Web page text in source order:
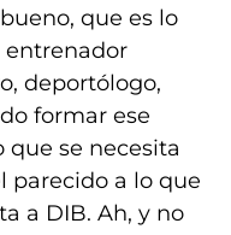
que es lo
entrenador
deportólogo,
formar ese
que se necesita
parecido a lo que
a DIB. Ah, y no